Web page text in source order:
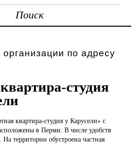
Поиск
по адресу
студия
квартира-студия у Карусели» с
в Перми. В числе удобств
территории обустроена частная